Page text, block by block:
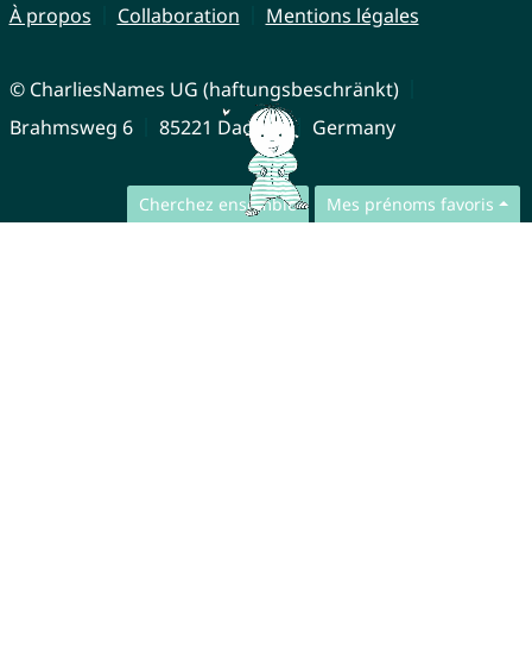
Cherchez ensemble Mes prénoms favoris
À propos
Collaboration Mentions légales
© CharliesNames UG (haftungsbeschränkt)
Brahmsweg 6
85221 Dachau Germany